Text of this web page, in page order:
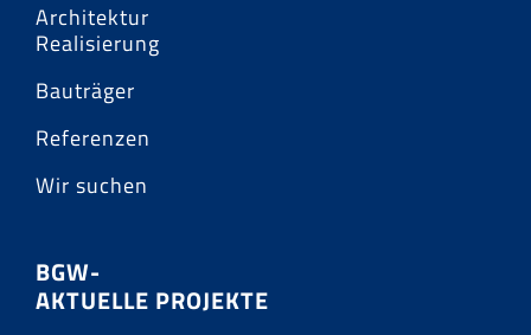
Architektur
Realisierung
Bauträger
Referenzen
Wir suchen
BGW-
AKTUELLE PROJEKTE